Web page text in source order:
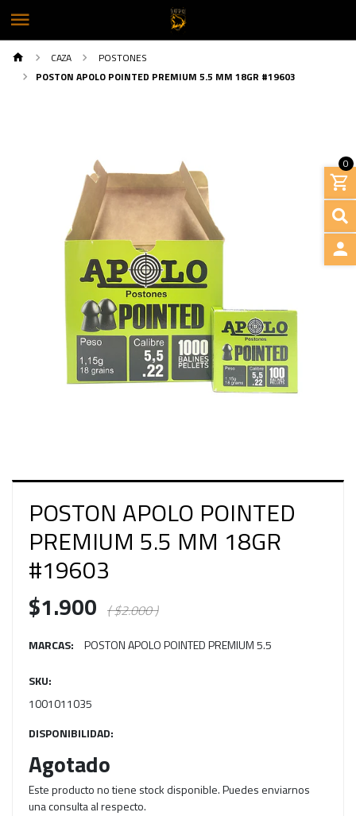
0
CAZA
POSTONES
POSTON APOLO POINTED PREMIUM 5.5 MM 18GR #19603
POSTON APOLO POINTED
PREMIUM 5.5 MM 18GR
#19603
$1.900 ( $2.000 )
MARCAS: POSTON APOLO POINTED PREMIUM 5.5
SKU:
1001011035
DISPONIBILIDAD:
Agotado
Este producto no tiene stock disponible. Puedes enviarnos
una consulta al respecto.